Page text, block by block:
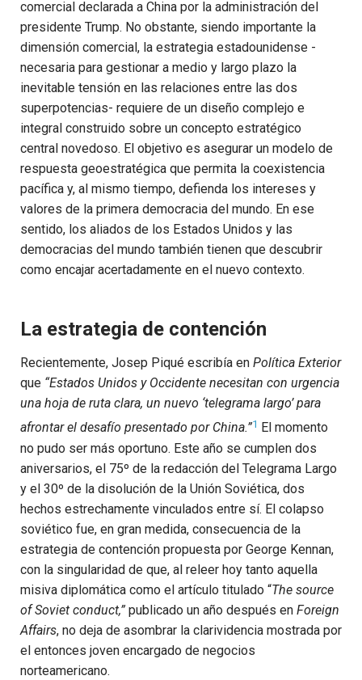
comercial declarada a China por la administración del
presidente Trump. No obstante, siendo importante la
dimensión comercial, la estrategia estadounidense -
necesaria para gestionar a medio y largo plazo la
inevitable tensión en las relaciones entre las dos
superpotencias- requiere de un diseño complejo e
integral construido sobre un concepto estratégico
central novedoso. El objetivo es asegurar un modelo de
respuesta geoestratégica que permita la coexistencia
pacífica y, al mismo tiempo, defienda los intereses y
valores de la primera democracia del mundo. En ese
sentido, los aliados de los Estados Unidos y las
democracias del mundo también tienen que descubrir
como encajar acertadamente en el nuevo contexto.
La estrategia de contención
Recientemente, Josep Piqué escribía en Política Exterior
que “Estados Unidos y Occidente necesitan con urgencia
una hoja de ruta clara, un nuevo ‘telegrama largo’ para
afrontar el desafío presentado por China.”1 El momento
no pudo ser más oportuno. Este año se cumplen dos
aniversarios, el 75º de la redacción del Telegrama Largo
y el 30º de la disolución de la Unión Soviética, dos
hechos estrechamente vinculados entre sí. El colapso
soviético fue, en gran medida, consecuencia de la
estrategia de contención propuesta por George Kennan,
con la singularidad de que, al releer hoy tanto aquella
misiva diplomática como el artículo titulado “The source
of Soviet conduct,” publicado un año después en Foreign
Affairs, no deja de asombrar la clarividencia mostrada por
el entonces joven encargado de negocios
norteamericano.